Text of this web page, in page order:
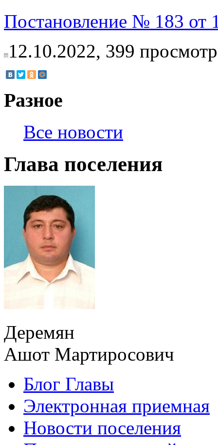
Постановление № 183 от
12.10.2022, 399
Разное
Все новости
Глава поселения
Деремян
Ашот Мартиросович
Блог Главы
Электронная приемная
Новости поселения